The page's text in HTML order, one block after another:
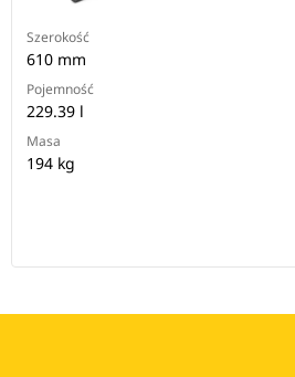
Szerokość
610 mm
Pojemność
229.39 l
Masa
194 kg